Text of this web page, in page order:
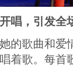
，引发全
歌曲和爱
着歌。每首